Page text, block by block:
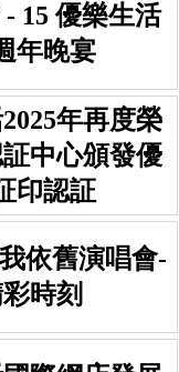
- 15 優樂生活
年晚宴
年再度榮
中心頒發優
印認証
依舊演唱會-
時刻